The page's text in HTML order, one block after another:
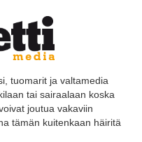
tuomarit ja valtamedia
tai sairaalaan koska
joutua vakaviin
tämän kuitenkaan häiritä